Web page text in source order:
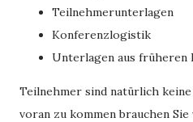
Teilnehmerunterlagen
Konferenzlogistik
Unterlagen aus früheren
Teilnehmer sind natürlich
voran zu kommen brauchen